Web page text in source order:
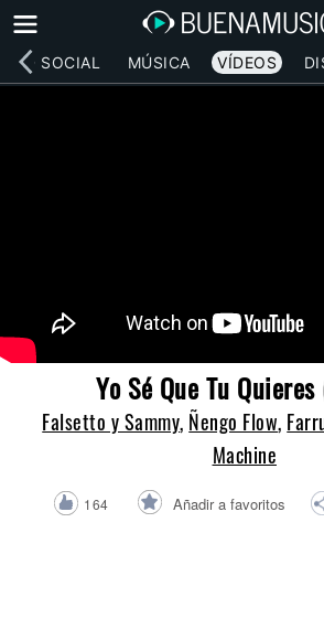
RED SOCIAL MÚSICA VÍDEOS
Yo Sé Que Tu
Falsetto y Sammy, Ñengo Flow,
Machine
164 Añadir a favoritos